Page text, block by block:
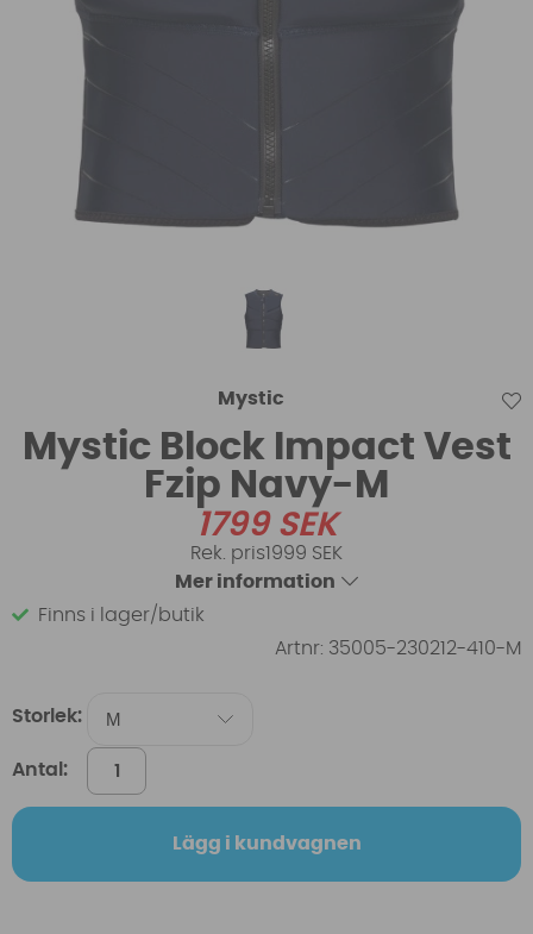
Mystic
Mystic Block Impact Vest
Fzip Navy-M
1799SEK
1999 SEK
Mer information
Finns i lager/butik
Artnr: 35005-230212-410-M
Storlek:
Antal:
Lägg i kundvagnen